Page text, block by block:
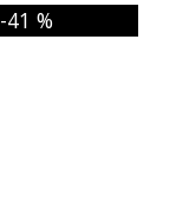
-41 %